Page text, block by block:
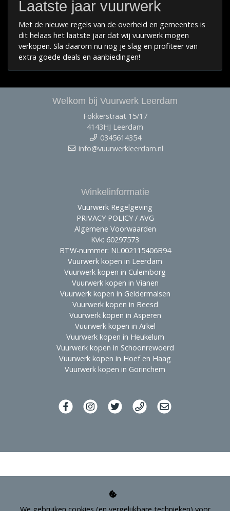
Laatste jaar vuurwerk
Met de nieuwe regels van de overheid en gemeentes is
dit helaas het laatste jaar dat wij vuurwerk mogen
verkopen. Sla daarom nu nog je slag en profiteer van
extra goede deals en aanbiedingen!
Welkom bij Vuurwerk Leerdam
Fokkerstraat 15/17
4143HJ Leerdam
0345614354
info@vuurwerkleerdam.nl
Winkelinformatie
Vuurwerk Regelgeving
PRIVACY POLICY / AVG
Algemene Voorwaarden
Kvk: 60297573
BTW-nummer: NL002115406B94
Vuurwerk kopen in Leerdam
Vuurwerk kopen in Culemborg
Vuurwerk kopen in Vianen
Vuurwerk kopen in Geldermalsen
Vuurwerk kopen in Beesd
Vuurwerk kopen in Asperen
Vuurwerk kopen in Arkel
Vuurwerk kopen in Heukelum
Vuurwerk kopen in Schoonrewoerd
Vuurwerk kopen in Hoef en Haag
Vuurwerk kopen in Gorinchem